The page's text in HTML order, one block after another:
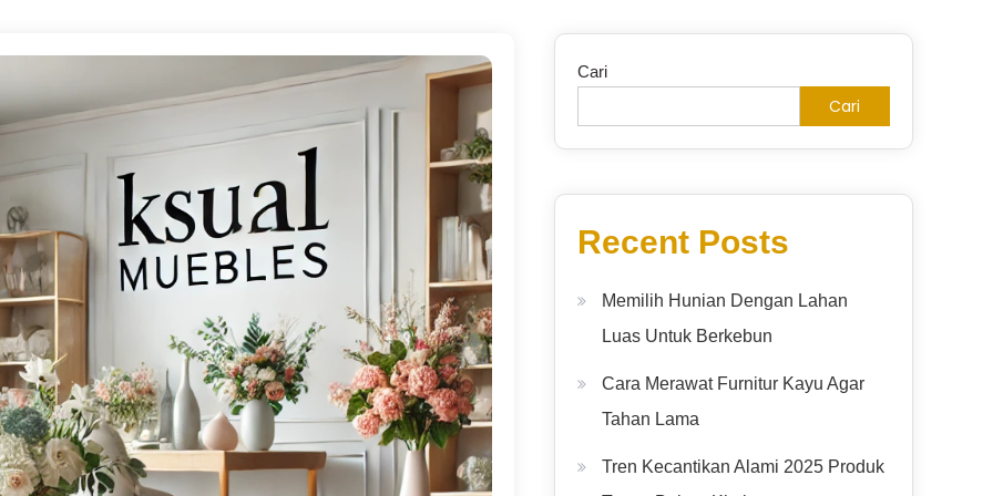
Cari
Cari
Recent Posts
Memilih Hunian Dengan Lahan
Luas Untuk Berkebun
Cara Merawat Furnitur Kayu Agar
Tahan Lama
Tren Kecantikan Alami 2025 Produk